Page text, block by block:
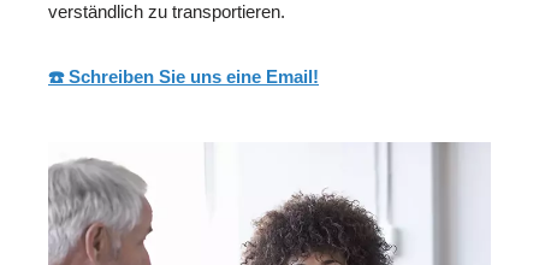
verständlich zu transportieren.
☎️ Schreiben Sie uns eine Email!